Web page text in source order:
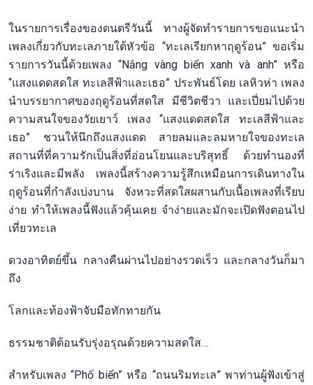
ในรายการเรื่องของดนตรีวันนี้ ทางผู้จัดทำรายการขอแนะนำ
เพลงเกี่ยวกับทะเลภายใต้หัวข้อ “ทะเลเรียกหาฤดูร้อน” ขอเริ่ม
รายการวันนี้ด้วยเพลง “Nắng vàng biển xanh và anh” หรือ
“แสงแดดสดใส ทะเลสีฟ้าและเธอ” ประพันธ์โดย เลหิวห่า เพลง
นำบรรยากาศของฤดูร้อนที่สดใส มีชีวิตชีวา และเปี่ยมไปด้วย
ความสนใจของวัยเยาว์ เพลง “แสงแดดสดใส ทะเลสีฟ้าและ
เธอ” ชวนให้นึกถึงแสงแดด สายลมและลมหายใจของทะเล
สถานที่ที่ความรักเป็นสิ่งที่อ่อนโยนและบริสุทธิ์ ด้วยทำนองที่
ร่าเริงและมีพลัง เพลงนี้สร้างความรู้สึกเหมือนการเดินทางใน
ฤดูร้อนที่กำลังเบ่งบาน จังหวะที่สดใสผสานกับเนื้อเพลงที่เรียบ
ง่าย ทำให้เพลงนี้ฟังแล้วคุ้นเคย จำง่ายและมักจะเปิดฟังตอนไป
เที่ยวทะเล
ดวงอาทิตย์ขึ้น กลางคืนผ่านไปอย่างรวดเร็ว และกลางวันก็มา
ถึง
โลกและท้องฟ้าจับมือทักทายกัน
ธรรมชาติต้อนรับรุ่งอรุณด้วยความสดใส…
สำหรับเพลง “Phố biển” หรือ “ถนนริมทะเล” พาท่านผู้ฟังเข้าสู่